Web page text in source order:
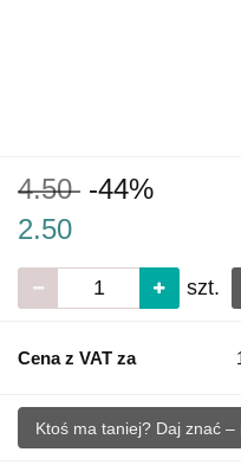
4.50 -44%
2.50
szt.
Cena z VAT za
Ktoś ma taniej? Daj znać